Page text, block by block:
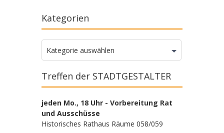
Kategorien
Kategorien
Kategorie auswählen
Treffen der STADTGESTALTER
jeden Mo., 18 Uhr - Vorbereitung Rat
und Ausschüsse
Historisches Rathaus Räume 058/059